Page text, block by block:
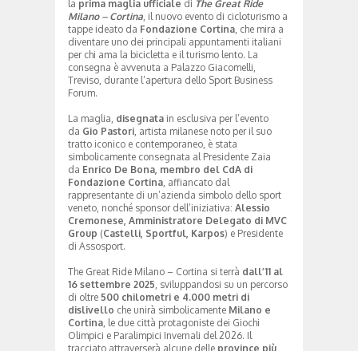
la prima maglia ufficiale di The Great Ride
Milano – Cortina , il nuovo evento di cicloturismo a
tappe ideato da Fondazione Cortina , che mira a
diventare uno dei principali appuntamenti italiani
per chi ama la bicicletta e il turismo lento. La
consegna è avvenuta a Palazzo Giacomelli,
Treviso, durante l’apertura dello Sport Business
Forum.
La maglia, disegnata in esclusiva per l’evento
da Gio Pastori , artista milanese noto per il suo
tratto iconico e contemporaneo, è stata
simbolicamente consegnata al Presidente Zaia
da Enrico De Bona, membro del CdA di
Fondazione Cortina , affiancato dal
rappresentante di un’azienda simbolo dello sport
veneto, nonché sponsor dell’iniziativa: Alessio
Cremonese, Amministratore Delegato di MVC
Group (Castelli, Sportful, Karpos) e Presidente
di Assosport.
The Great Ride Milano – Cortina si terrà dall’11 al
16 settembre 2025 , sviluppandosi su un percorso
di oltre 500 chilometri e 4.000 metri di
dislivello che unirà simbolicamente Milano e
Cortina , le due città protagoniste dei Giochi
Olimpici e Paralimpici Invernali del 2026. Il
tracciato attraverserà alcune delle province più